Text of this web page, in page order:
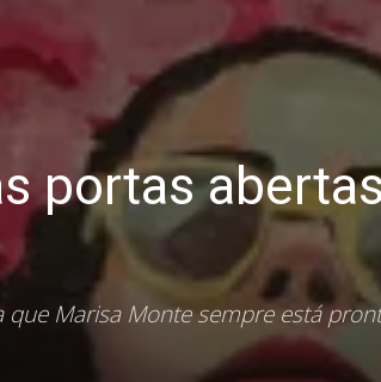
portas
Marisa Monte sempre está